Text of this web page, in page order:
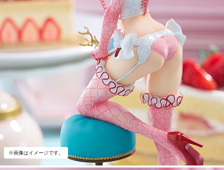
※画像はイメージです。